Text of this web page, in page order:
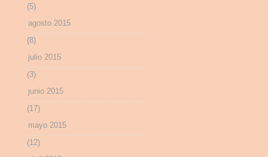
(5)
agosto 2015
(8)
julio 2015
(3)
junio 2015
(17)
mayo 2015
(12)